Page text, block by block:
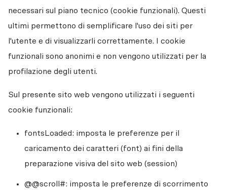
necessari sul piano tecnico (cookie funzionali). Questi
ultimi permettono di semplificare l'uso dei siti per
l'utente e di visualizzarli correttamente. I cookie
funzionali sono anonimi e non vengono utilizzati per la
profilazione degli utenti.
Sul presente sito web vengono utilizzati i seguenti
cookie funzionali:
fontsLoaded: imposta le preferenze per il
caricamento dei caratteri (font) ai fini della
preparazione visiva del sito web (session)
@@scroll#: imposta le preferenze di scorrimento